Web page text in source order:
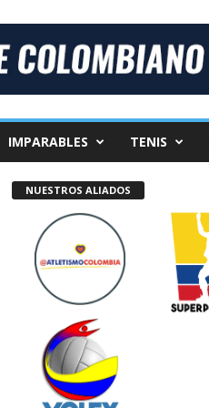
IMPARABLES TENIS
NUESTROS ALIADOS